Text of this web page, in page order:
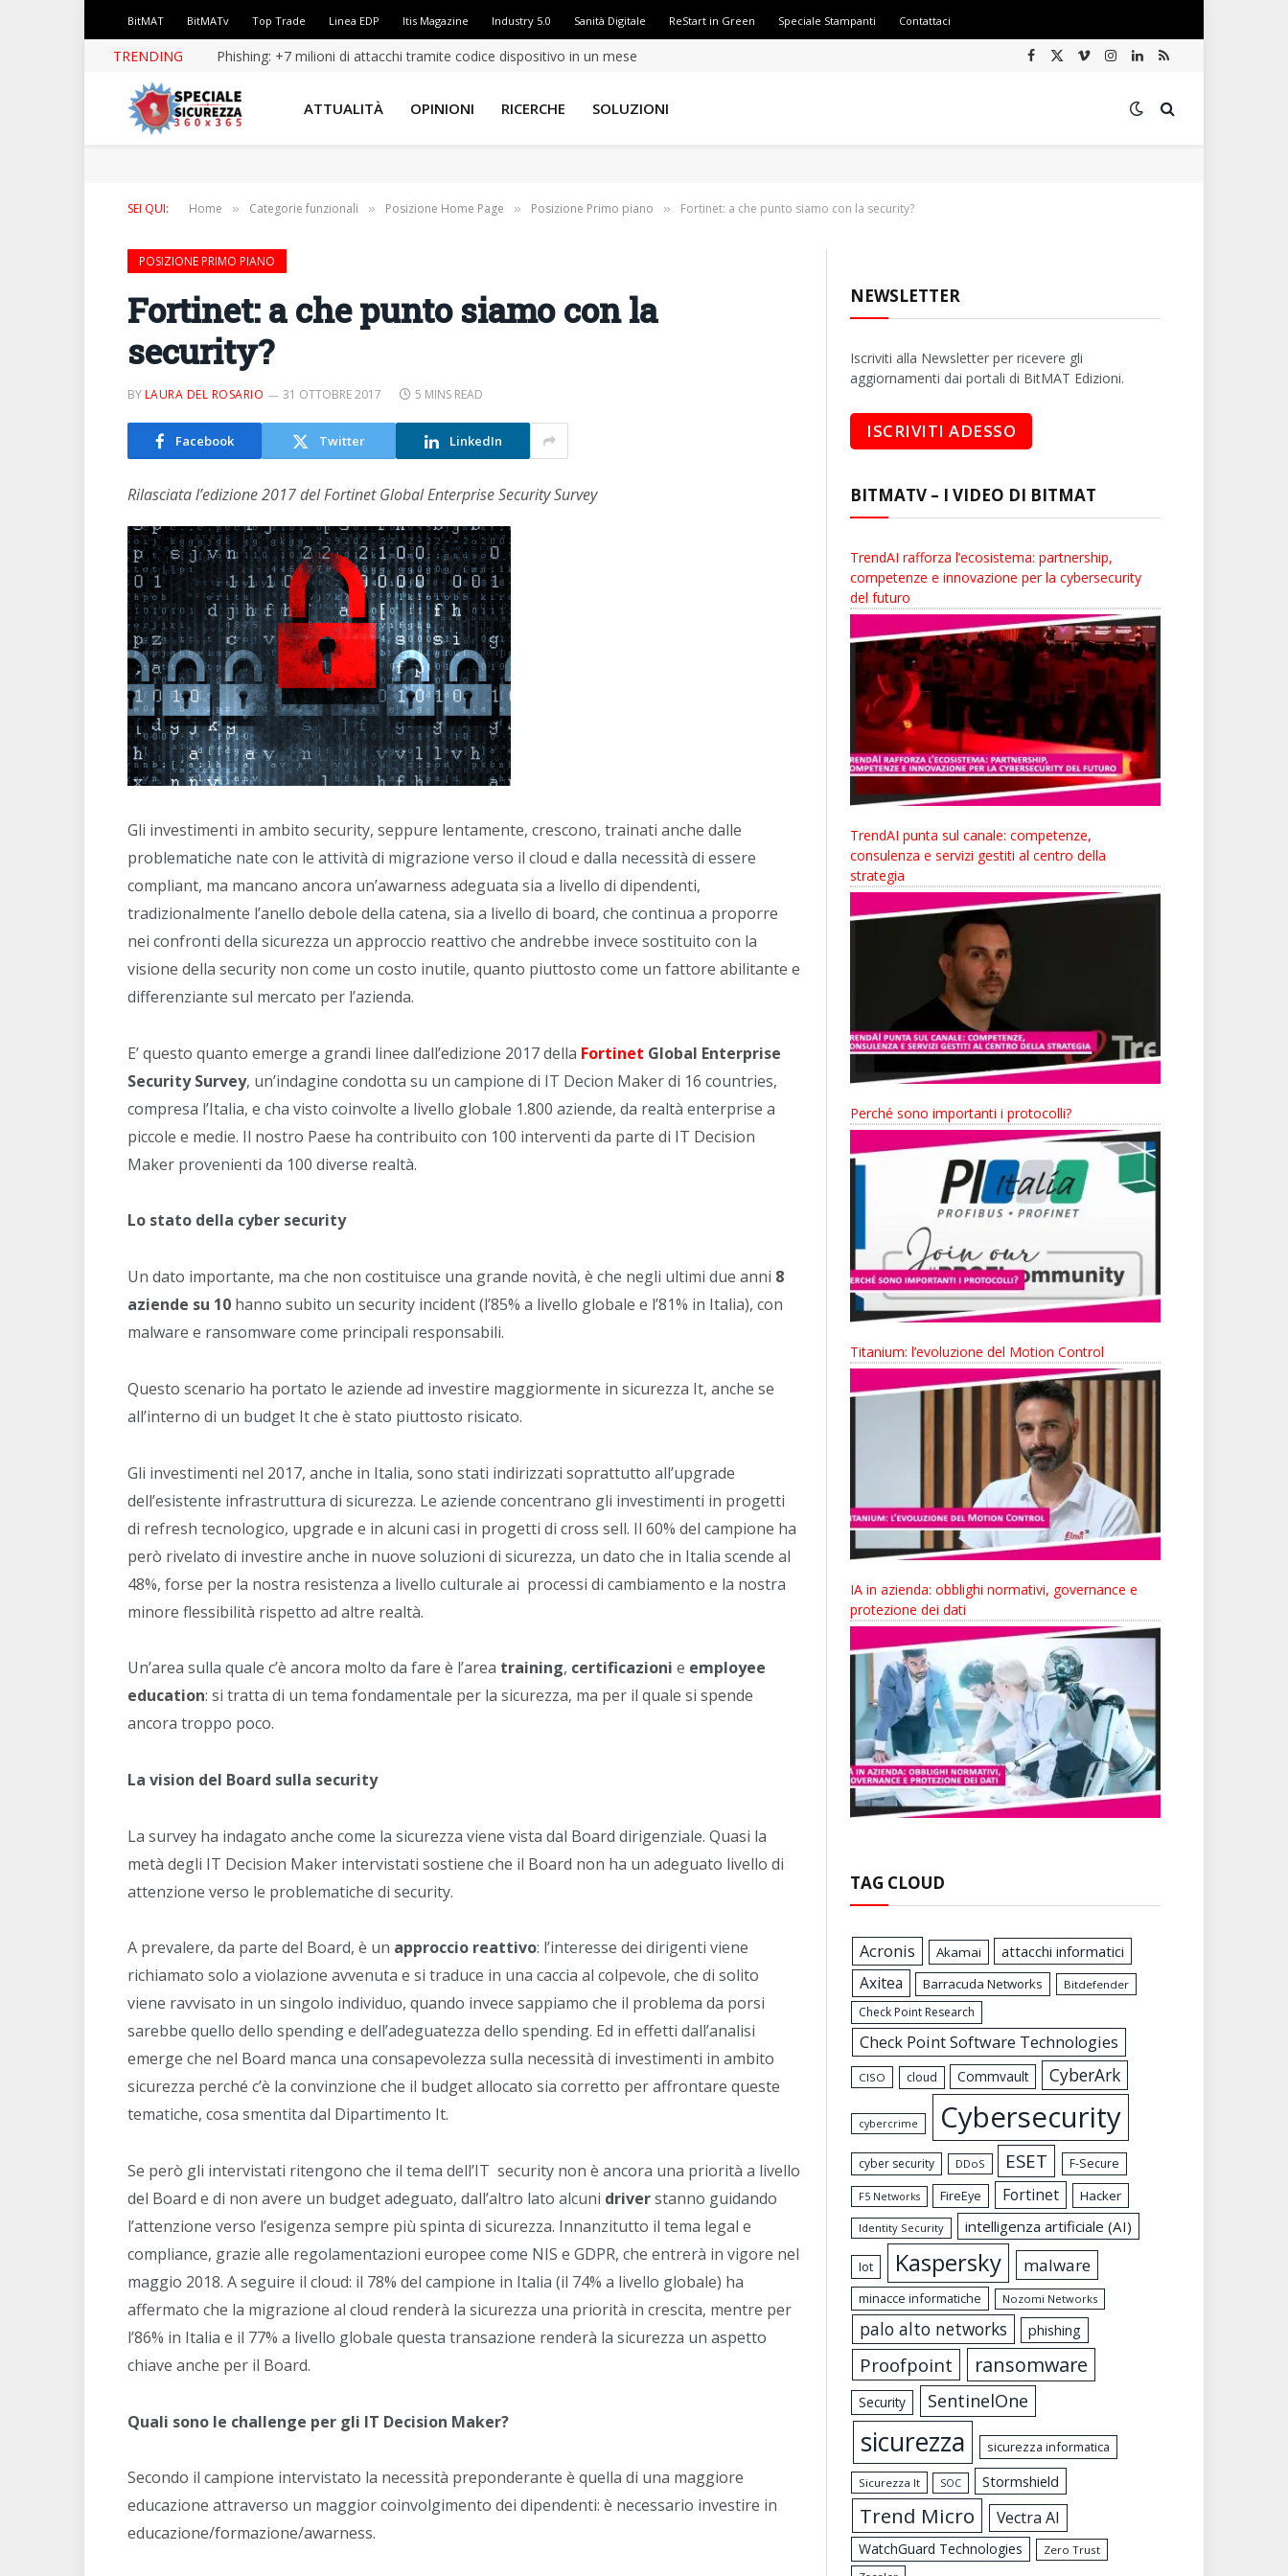
BitMAT BitMATv Top Trade Linea EDP Itis Magazine Industry 5.0 Sanità Digitale ReStart in Green Speciale Stampanti Contattaci
TRENDING Phishing: +7 milioni di attacchi tramite codice dispositivo in un mese Facebook
X
VimeoInstagram
LinkedIn
RSS
ATTUALITÀ OPINIONI RICERCHE SOLUZIONI
SEI QUI: Home » Categorie funzionali » Posizione Home Page » Posizione Primo piano » Fortinet: a che punto siamo con la security?
POSIZIONE PRIMO PIANO
Fortinet: a che punto siamo con la
security?
BYLAURA DEL ROSARIO 31 OTTOBRE 2017 5 MINS READ
Facebook Twitter LinkedIn
Rilasciata l’edizione 2017 del Fortinet Global Enterprise Security Survey
Gli investimenti in ambito security, seppure lentamente, crescono, trainati anche dalle
problematiche nate con le attività di migrazione verso il cloud e dalla necessità di essere
compliant, ma mancano ancora un’awarness adeguata sia a livello di dipendenti,
tradizionalmente l’anello debole della catena, sia a livello di board, che continua a proporre
nei confronti della sicurezza un approccio reattivo che andrebbe invece sostituito con la
visione della security non come un costo inutile, quanto piuttosto come un fattore abilitante e
differenziante sul mercato per l’azienda.
E’ questo quanto emerge a grandi linee dall’edizione 2017 della Fortinet Global Enterprise
Security Survey, un’indagine condotta su un campione di IT Decion Maker di 16 countries,
compresa l’Italia, e cha visto coinvolte a livello globale 1.800 aziende, da realtà enterprise a
piccole e medie. Il nostro Paese ha contribuito con 100 interventi da parte di IT Decision
Maker provenienti da 100 diverse realtà.
Lo stato della cyber security
Un dato importante, ma che non costituisce una grande novità, è che negli ultimi due anni 8
aziende su 10 hanno subito un security incident (l’85% a livello globale e l’81% in Italia), con
malware e ransomware come principali responsabili.
Questo scenario ha portato le aziende ad investire maggiormente in sicurezza It, anche se
all’interno di un budget It che è stato piuttosto risicato.
Gli investimenti nel 2017, anche in Italia, sono stati indirizzati soprattutto all’upgrade
dell’esistente infrastruttura di sicurezza. Le aziende concentrano gli investimenti in progetti
di refresh tecnologico, upgrade e in alcuni casi in progetti di cross sell. Il 60% del campione ha
però rivelato di investire anche in nuove soluzioni di sicurezza, un dato che in Italia scende al
48%, forse per la nostra resistenza a livello culturale ai processi di cambiamento e la nostra
minore flessibilità rispetto ad altre realtà.
Un’area sulla quale c’è ancora molto da fare è l’area training, certificazioni e employee
education: si tratta di un tema fondamentale per la sicurezza, ma per il quale si spende
ancora troppo poco.
La vision del Board sulla security
La survey ha indagato anche come la sicurezza viene vista dal Board dirigenziale. Quasi la
metà degli IT Decision Maker intervistati sostiene che il Board non ha un adeguato livello di
attenzione verso le problematiche di security.
A prevalere, da parte del Board, è un approccio reattivo: l’interesse dei dirigenti viene
richiamato solo a violazione avvenuta e si traduce in una caccia al colpevole, che di solito
viene ravvisato in un singolo individuo, quando invece sappiamo che il problema da porsi
sarebbe quello dello spending e dell’adeguatezza dello spending. Ed in effetti dall’analisi
emerge che nel Board manca una consapevolezza sulla necessità di investimenti in ambito
sicurezza perché c’è la convinzione che il budget allocato sia corretto per affrontare queste
tematiche, cosa smentita dal Dipartimento It.
Se però gli intervistati ritengono che il tema dell’IT security non è ancora una priorità a livello
del Board e di non avere un budget adeguato, dall’altro lato alcuni driverstanno guidando
l’attenzione verso l’esigenza sempre più spinta di sicurezza. Innanzitutto il tema legal e
compliance, grazie alle regolamentazioni europee come NIS e GDPR, che entrerà in vigore nel
maggio 2018. A seguire il cloud: il 78% del campione in Italia (il 74% a livello globale) ha
affermato che la migrazione al cloud renderà la sicurezza una priorità in crescita, mentre per
l’86% in Italia e il 77% a livello globale questa transazione renderà la sicurezza un aspetto
chiave anche per il Board.
Quali sono le challenge per gli IT Decision Maker?
Secondo il campione intervistato la necessità preponderante è quella di una maggiore
educazione attraverso un maggior coinvolgimento dei dipendenti: è necessario investire in
educazione/formazione/awarness.
NEWSLETTER
Iscriviti alla Newsletter per ricevere gli
aggiornamenti dai portali di BitMAT Edizioni.
BITMATV – I VIDEO DI BITMAT
TrendAI rafforza l’ecosistema: partnership,
competenze e innovazione per la cybersecurity
del futuro
TrendAI punta sul canale: competenze,
consulenza e servizi gestiti al centro della
strategia
Perché sono importanti i protocolli?
Titanium: l’evoluzione del Motion Control
IA in azienda: obblighi normativi, governance e
protezione dei dati
TAG CLOUD
Acronis Akamai attacchi informatici
Axitea Barracuda Networks Bitdefender
Check Point Research
Check Point Software Technologies
CISO cloud Commvault CyberArk
cybercrime Cybersecurity
cyber security DDoS ESET F-Secure
F5 Networks FireEye Fortinet Hacker
Identity Security intelligenza artificiale (AI)
Iot Kaspersky malware
minacce informatiche Nozomi Networks
palo alto networks phishing
Proofpoint ransomware
Security SentinelOne
sicurezza sicurezza informatica
Sicurezza It SOC Stormshield
Trend Micro Vectra AI
WatchGuard Technologies
Zero Trust